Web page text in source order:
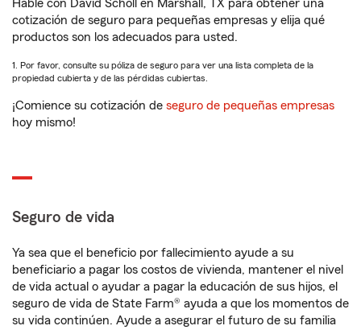
Hable con David Scholl en Marshall, TX para obtener una
cotización de seguro para pequeñas empresas y elija qué
productos son los adecuados para usted.
1. Por favor, consulte su póliza de seguro para ver una lista completa de la
propiedad cubierta y de las pérdidas cubiertas.
¡Comience su cotización de seguro de pequeñas empresas
hoy mismo!
Seguro de vida
Ya sea que el beneficio por fallecimiento ayude a su
beneficiario a pagar los costos de vivienda, mantener el nivel
de vida actual o ayudar a pagar la educación de sus hijos, el
seguro de vida de State Farm® ayuda a que los momentos de
su vida continúen. Ayude a asegurar el futuro de su familia